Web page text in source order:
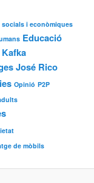
socials i econòmiques
Educació
José Rico
Opinió P2P
de mòbils